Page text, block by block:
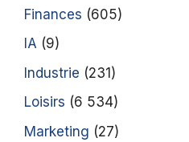
Finances (605)
IA (9)
Industrie (231)
Loisirs (6 534)
Marketing (27)